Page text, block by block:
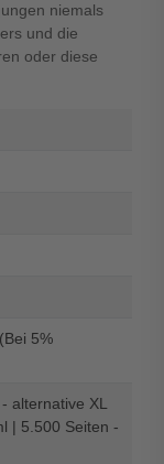
niemals
und die
oder diese
5%
alternative XL
| 5.500 Seiten -